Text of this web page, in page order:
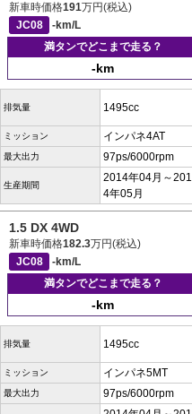
新車時価格191万円(税込)
JC08
-km/L
満タンでどこまで走る？
-km
排気量 1495cc
ミッション インパネ4AT
最大出力 97ps/6000rpm
生産期間
2014年04月～201
4年05月
1.5 DX 4WD
新車時価格182.3万円(税込)
JC08
-km/L
満タンでどこまで走る？
-km
排気量 1495cc
ミッション インパネ5MT
最大出力 97ps/6000rpm